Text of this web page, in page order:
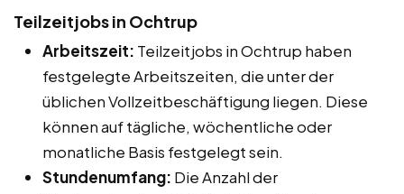
Teilzeitjobs in Ochtrup
Arbeitszeit: Teilzeitjobs in Ochtrup haben
festgelegte Arbeitszeiten, die unter der
üblichen Vollzeitbeschäftigung liegen. Diese
können auf tägliche, wöchentliche oder
monatliche Basis festgelegt sein.
Stundenumfang: Die Anzahl der